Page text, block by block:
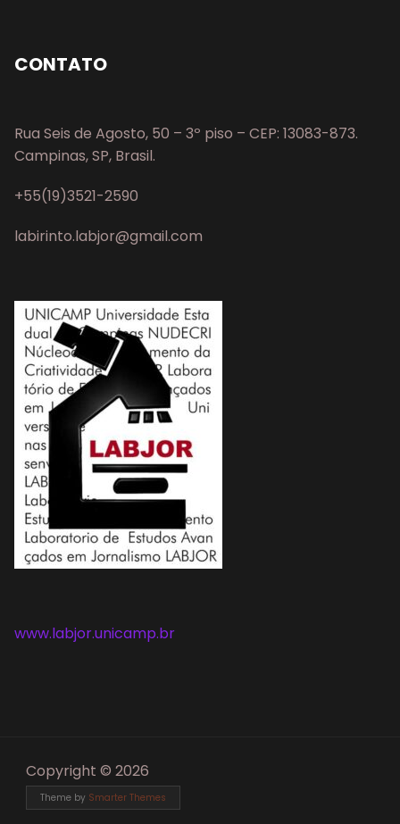
CONTATO
Rua Seis de Agosto, 50 – 3º piso – CEP: 13083-873.
Campinas, SP, Brasil.
+55(19)3521-2590
labirinto.labjor@gmail.com
www.labjor.unicamp.br
Copyright © 2026
Theme by Smarter Themes